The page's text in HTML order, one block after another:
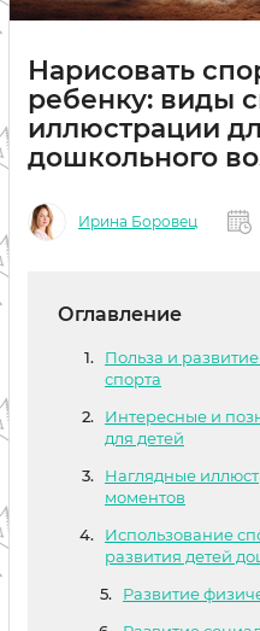
Нарисовать
ребенку: виды
иллюстрации
дошкольного
Ирина Боровец
Оглавление
Польза и
спорта
Интересные и
для детей
Наглядные
моментов
Использование
развития детей
Развитие